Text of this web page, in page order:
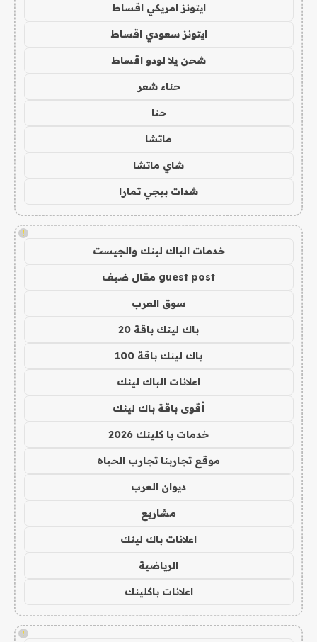
ايتونز امريكي اقساط
ايتونز سعودي اقساط
شحن يلا لودو اقساط
حناء شعر
حنا
ماتشا
شاي ماتشا
شدات ببجي تمارا
!
خدمات الباك لينك والجيست
guest post مقال ضيف
سوق العرب
باك لينك باقة 20
باك لينك باقة 100
اعلانات الباك لينك
أقوى باقة باك لينك
خدمات با كلينك 2026
موقع تجاربنا تجارب الحياه
ديوان العرب
مشاريع
اعلانات باك لينك
الرياضية
اعلانات باكلينك
!